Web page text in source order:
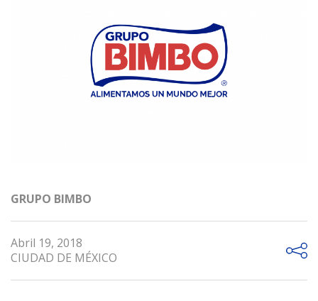
GRUPO BIMBO
Abril 19, 2018
CIUDAD DE MÉXICO